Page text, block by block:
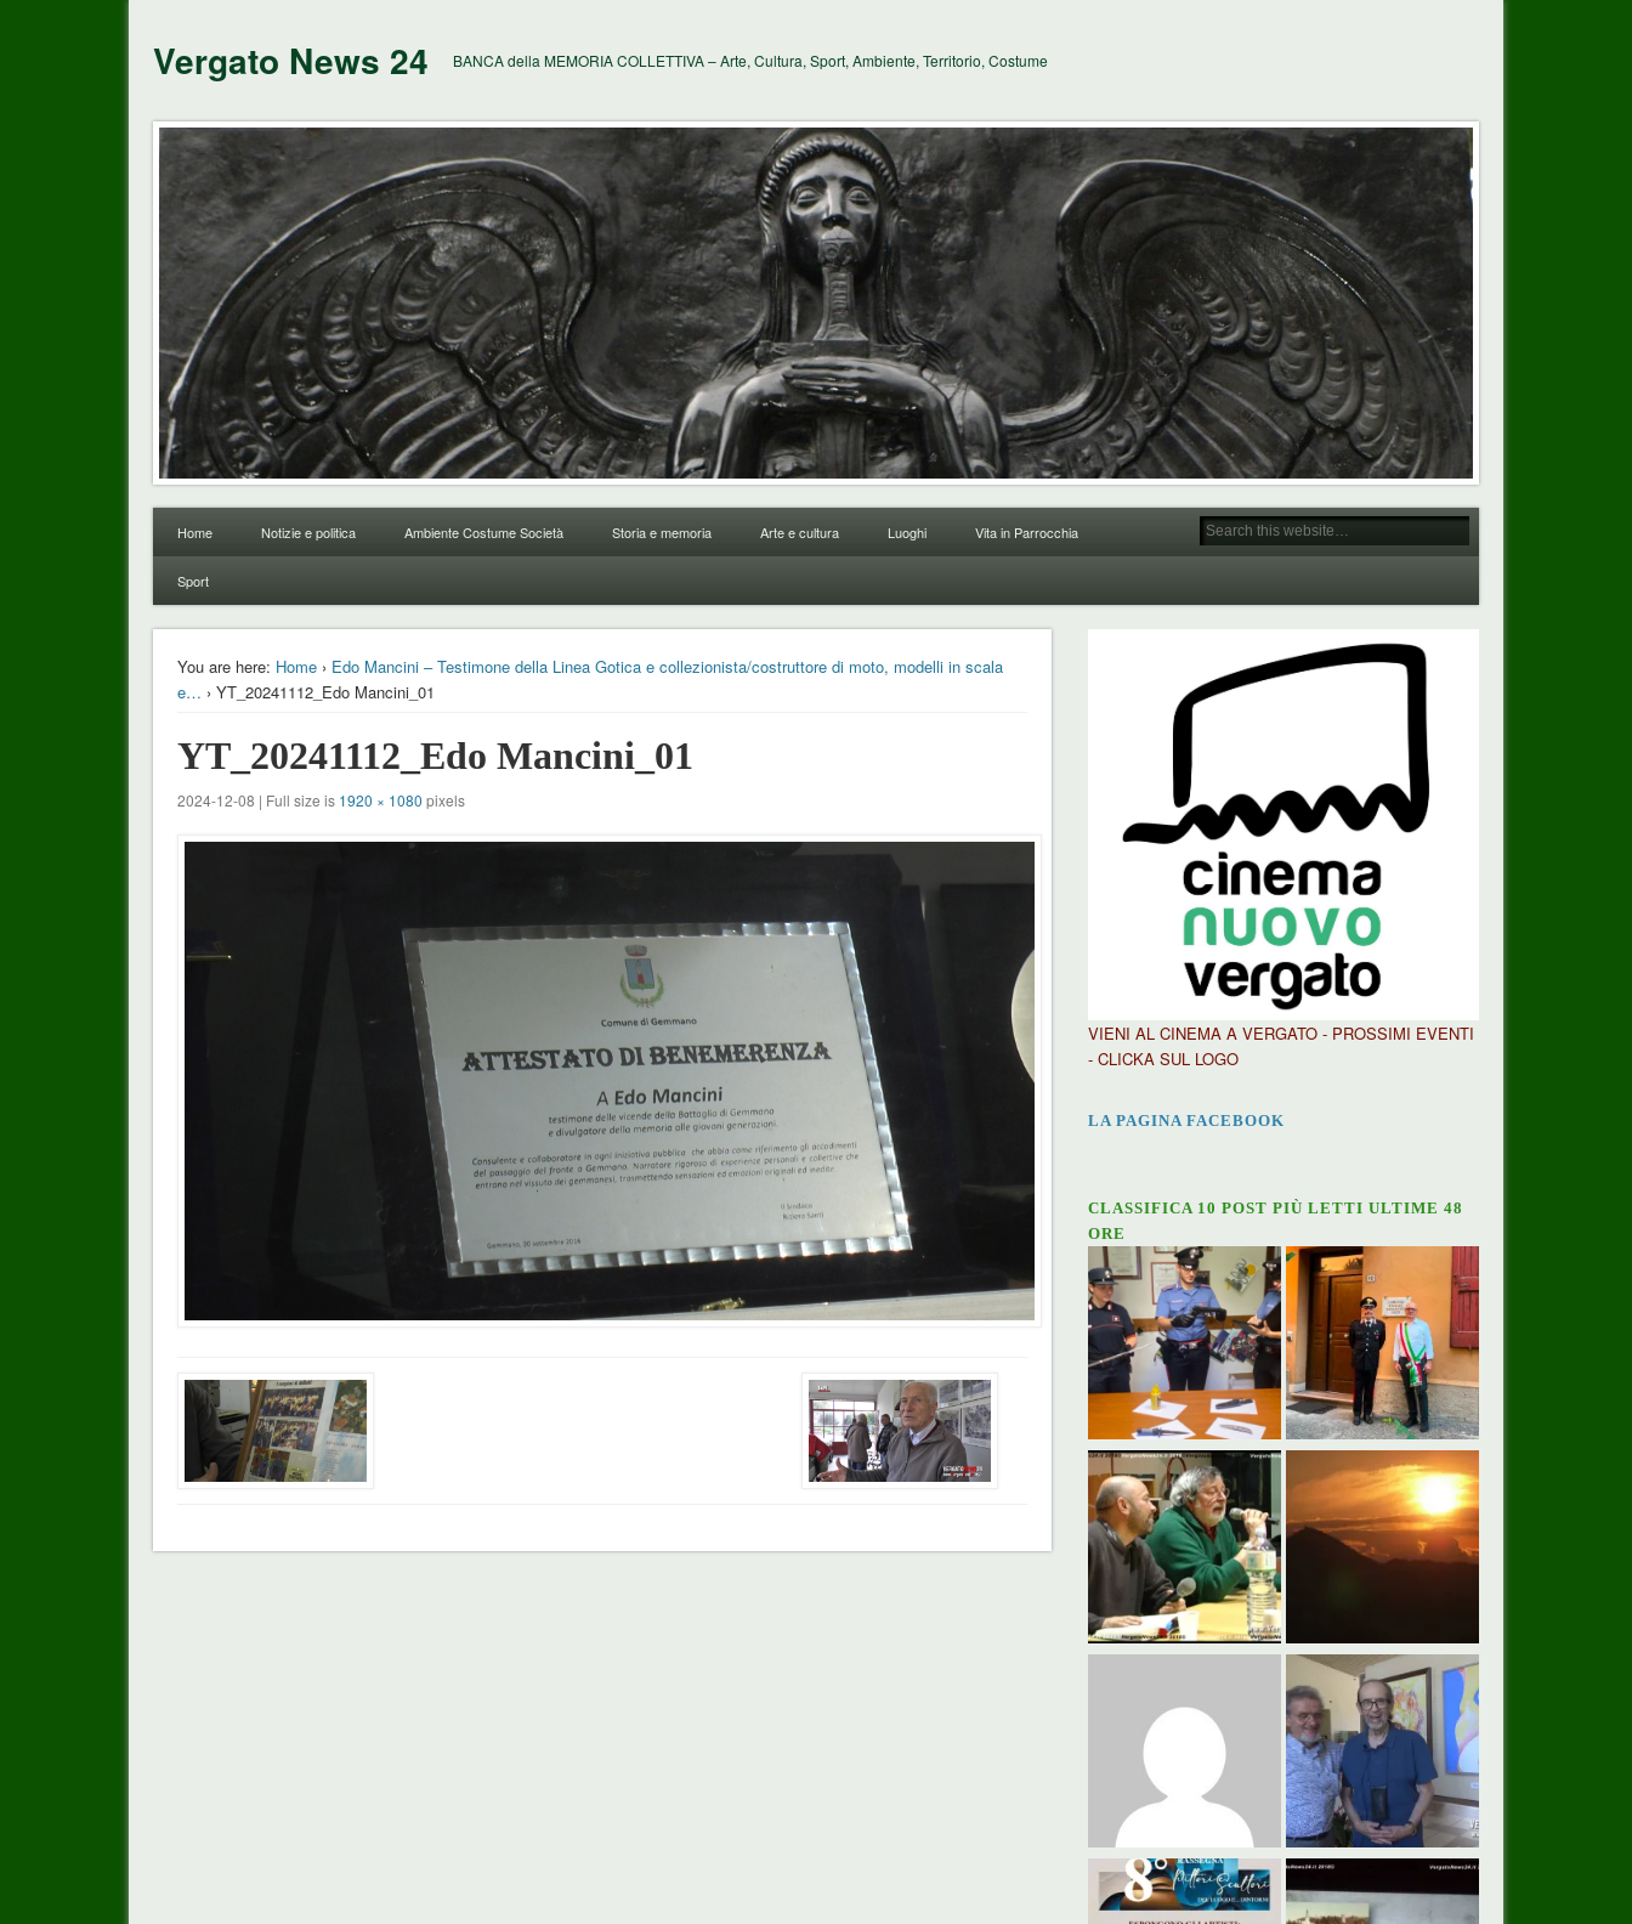
Vergato News 24 BANCA della MEMORIA COLLETTIVA – Arte, Cultura, Sport, Ambiente, Territorio, Costume
Home Notizie e politica Ambiente Costume Società Storia e memoria Arte e cultura Luoghi Vita in Parrocchia
Sport
You are here: Home› Edo Mancini – Testimone della Linea Gotica e collezionista/costruttore di moto, modelli in scala
e… › YT_20241112_Edo Mancini_01
YT_20241112_Edo Mancini_01
2024-12-08 | Full size is 1920 × 1080 pixels
VIENI AL CINEMA A VERGATO - PROSSIMI EVENTI
- CLICKA SUL LOGO
LA PAGINA FACEBOOK
CLASSIFICA 10 POST PIÙ LETTI ULTIME 48
ORE